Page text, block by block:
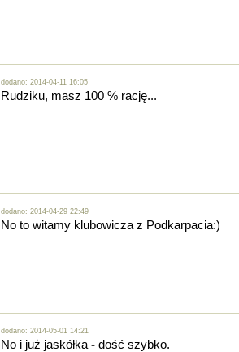
dodano: 2014-04-11 16:05
Rudziku, masz 100 % rację...
dodano: 2014-04-29 22:49
No to witamy klubowicza z Podkarpacia:)
dodano: 2014-05-01 14:21
No i już jaskółka - dość szybko.